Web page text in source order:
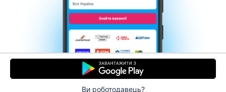
Ви роботодавець?
Контакти Про нас
Кар’єра
Допомога Умови використання